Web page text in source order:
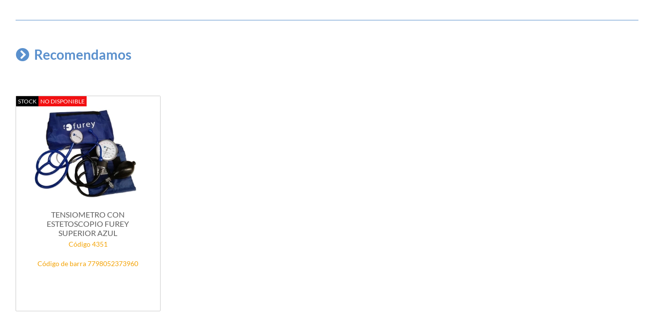
Recomendamos
STOCK NO DISPONIBLE
TENSIOMETRO CON
ESTETOSCOPIO FUREY
SUPERIOR AZUL
Código 4351
Código de barra 7798052373960